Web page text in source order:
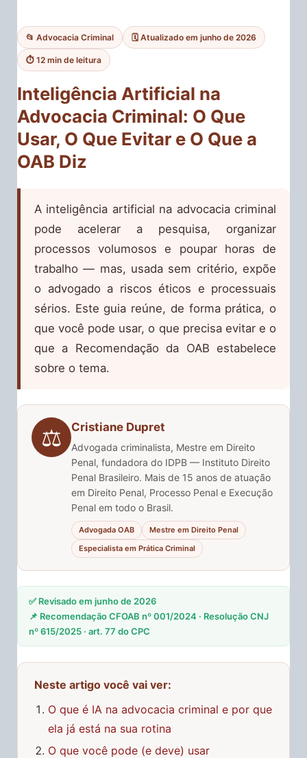
📂 Advocacia Criminal 🗓️ Atualizado em junho de 2026
⏱️ 12 min de leitura
Inteligência Artificial na
Advocacia Criminal: O Que
Usar, O Que Evitar e O Que a
OAB Diz
A inteligência artificial na advocacia criminal
pode acelerar a pesquisa, organizar
processos volumosos e poupar horas de
trabalho — mas, usada sem critério, expõe
o advogado a riscos éticos e processuais
sérios. Este guia reúne, de forma prática, o
que você pode usar, o que precisa evitar e o
que a Recomendação da OAB estabelece
sobre o tema.
⚖️ Cristiane Dupret
Advogada criminalista, Mestre em Direito
Penal, fundadora do IDPB — Instituto Direito
Penal Brasileiro. Mais de 15 anos de atuação
em Direito Penal, Processo Penal e Execução
Penal em todo o Brasil.
Advogada OAB
Mestre em Direito Penal
Especialista em Prática Criminal
✅ Revisado em junho de 2026
📌 Recomendação CFOAB nº 001/2024 · Resolução CNJ
nº 615/2025 · art. 77 do CPC
Neste artigo você vai ver:
O que é IA na advocacia criminal e por que
ela já está na sua rotina
O que você pode (e deve) usar